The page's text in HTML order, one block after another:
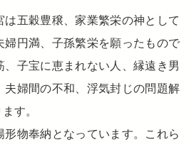
五穀豊穣、家業繁栄の神として
婦円満、子孫繁栄を願ったもので
子宝に恵まれない人、縁遠き男
夫婦間の不和、浮気封じの問題解
す。
形物奉納となっています。これら